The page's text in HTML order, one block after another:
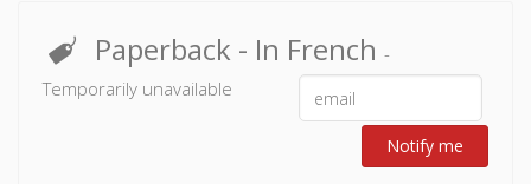
Paperback - In French -
Temporarily unavailable
Notify me